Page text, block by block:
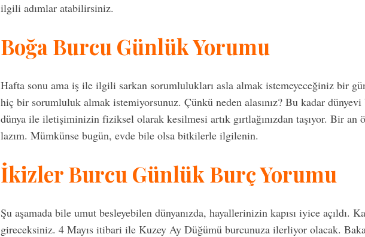
ilgili adımlar atabilirsiniz.
Boğa Burcu Günlük Yorumu
Hafta sonu ama iş ile ilgili sarkan sorumlulukları asla almak istemeyeceğiniz bir
hiç bir sorumluluk almak istemiyorsunuz. Çünkü neden alasınız? Bu kadar
dünya ile iletişiminizin fiziksel olarak kesilmesi artık gırtlağınızdan taşıyor. Bir an
lazım. Mümkünse bugün, evde bile olsa bitkilerle ilgilenin.
İkizler Burcu Günlük Burç Yorumu
Şu aşamada bile umut besleyebilen dünyanızda, hayallerinizin kapısı iyice açıldı.
gireceksiniz. 4 Mayıs itibari ile Kuzey Ay Düğümü burcunuza ilerliyor olacak.